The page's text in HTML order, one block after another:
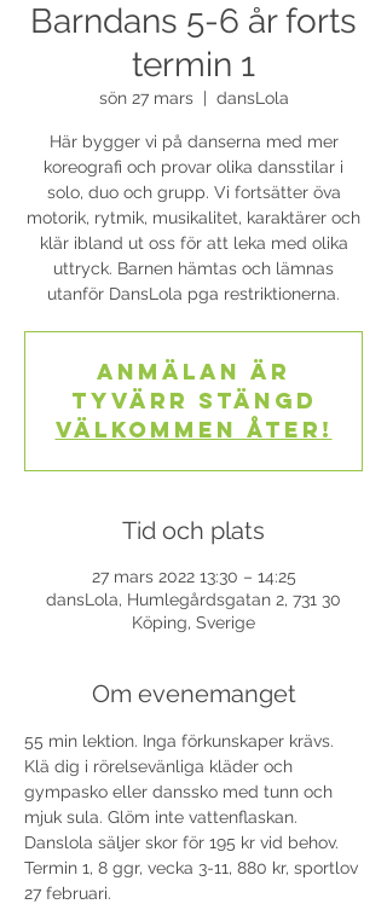
Barndans 5-6 år forts
termin 1
sön 27 mars
  |
dansLola
Här bygger vi på danserna med mer
koreografi och provar olika dansstilar i
solo, duo och grupp. Vi fortsätter öva
motorik, rytmik, musikalitet, karaktärer och
klär ibland ut oss för att leka med olika
uttryck. Barnen hämtas och lämnas
utanför DansLola pga restriktionerna.
Anmälan är
tyvärr stängd
Välkommen åter!
Tid och plats
27 mars 2022 13:30 – 14:25
dansLola, Humlegårdsgatan 2, 731 30
Köping, Sverige
Om evenemanget
55 min lektion. Inga förkunskaper krävs.
Klä dig i rörelsevänliga kläder och
gympasko eller danssko med tunn och
mjuk sula. Glöm inte vattenflaskan.
Danslola säljer skor för 195 kr vid behov.
Termin 1, 8 ggr, vecka 3-11, 880 kr, sportlov
27 februari.